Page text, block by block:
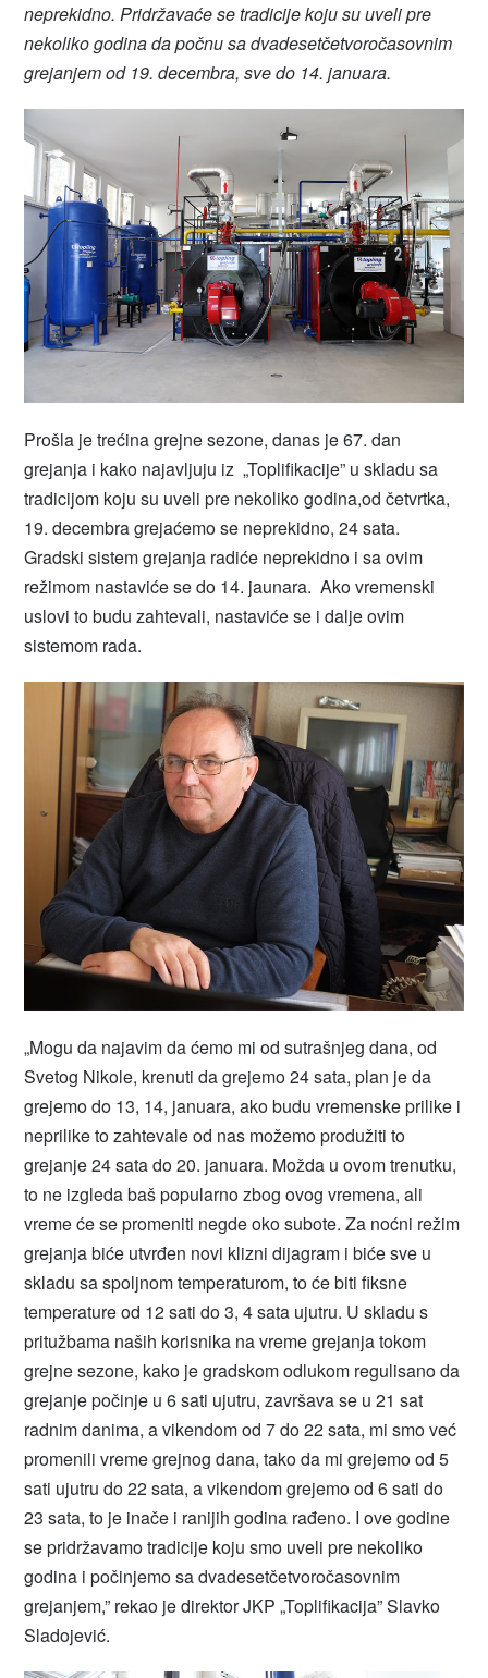
neprekidno. Pridržavaće se tradicije koju su uveli pre
nekoliko godina da počnu sa dvadesetčetvoročasovnim
grejanjem od 19. decembra, sve do 14. januara.
Prošla je trećina grejne sezone, danas je 67. dan
grejanja i kako najavljuju iz „Toplifikacije” u skladu sa
tradicijom koju su uveli pre nekoliko godina,od četvrtka,
19. decembra grejaćemo se neprekidno, 24 sata.
Gradski sistem grejanja radiće neprekidno i sa ovim
režimom nastaviće se do 14. jaunara. Ako vremenski
uslovi to budu zahtevali, nastaviće se i dalje ovim
sistemom rada.
„Mogu da najavim da ćemo mi od sutrašnjeg dana, od
Svetog Nikole, krenuti da grejemo 24 sata, plan je da
grejemo do 13, 14, januara, ako budu vremenske prilike i
neprilike to zahtevale od nas možemo produžiti to
grejanje 24 sata do 20. januara. Možda u ovom trenutku,
to ne izgleda baš popularno zbog ovog vremena, ali
vreme će se promeniti negde oko subote. Za noćni režim
grejanja biće utvrđen novi klizni dijagram i biće sve u
skladu sa spoljnom temperaturom, to će biti fiksne
temperature od 12 sati do 3, 4 sata ujutru. U skladu s
pritužbama naših korisnika na vreme grejanja tokom
grejne sezone, kako je gradskom odlukom regulisano da
grejanje počinje u 6 sati ujutru, završava se u 21 sat
radnim danima, a vikendom od 7 do 22 sata, mi smo već
promenili vreme grejnog dana, tako da mi grejemo od 5
sati ujutru do 22 sata, a vikendom grejemo od 6 sati do
23 sata, to je inače i ranijih godina rađeno. I ove godine
se pridržavamo tradicije koju smo uveli pre nekoliko
godina i počinjemo sa dvadesetčetvoročasovnim
grejanjem,” rekao je direktor JKP „Toplifikacija” Slavko
Sladojević.